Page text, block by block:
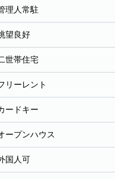
理人常駐
望良好
世帯住宅
リーレント
ードキー
ープンハウス
国人可